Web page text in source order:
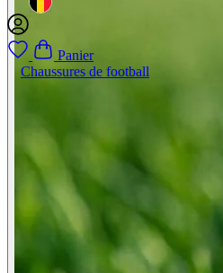
GEOLOCATION BUTTON: BELGIQUE
Panier
Chaussures de football